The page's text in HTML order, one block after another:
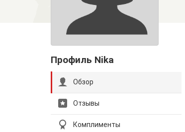
Профиль Nika
Обзор
Отзывы
Комплименты